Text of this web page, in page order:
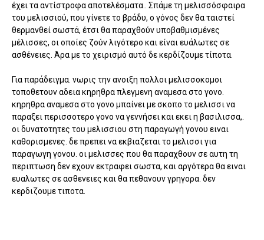
έχει τα αντίστροφα αποτελέσματα.. Σπάμε τη μελισσόσφαιρα
του μελισσιού, που γίνετε το βράδυ, ο γόνος δεν θα ταιστεί
θερμανθεί σωστά, έτσι θα παραχθούν υποβαθμισμένες
μέλισσες, οι οποίες ζούν λιγότερο και είναι ευάλωτες σε
ασθένειες. Άρα με το χειρισμό αυτό δε κερδίζουμε τίποτα.
Για παράδειγμα. νωρις την ανοιξη πολλοι μελισσοκομοι
τοποθετουν αδεια κηρηθρα πλεγμενη αναμεσα στο γονο.
κηρηθρα αναμεσα στο γονο μπαίνει με σκοπο το μελισσι να
παραξει περισσοτερο γονο να γεννήσει και εκει η βασιλισσα,.
οι δυνατοτητες του μελισσιου στη παραγωγή γονου ειναι
καθορισμενες. δε πρεπει να εκβιαζεται το μελισσι για
παραγωγη γονου. οι μελισσες που θα παραχθουν σε αυτη τη
περιπτωση δεν εχουν εκτραφει σωστα, και αργότερα θα ειναι
ευαλωτες σε ασθενειες και θα πεθανουν γρηγορα. δεν
κερδιζουμε τιποτα.